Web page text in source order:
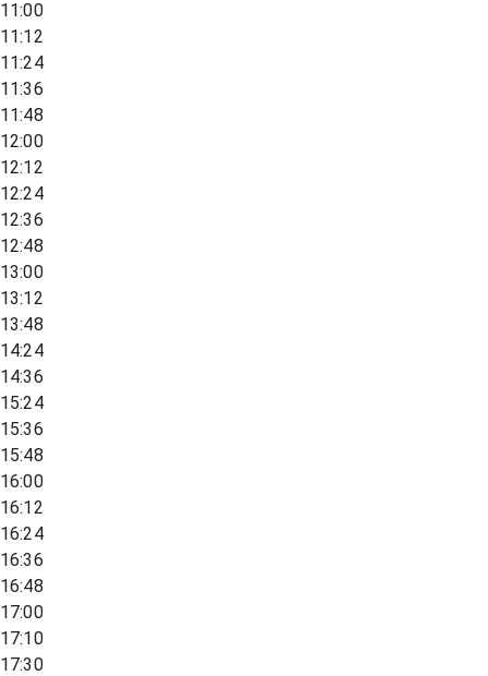
11:00
11:12
11:24
11:36
11:48
12:00
12:12
12:24
12:36
12:48
13:00
13:12
13:48
14:24
14:36
15:24
15:36
15:48
16:00
16:12
16:24
16:36
16:48
17:00
17:10
17:30